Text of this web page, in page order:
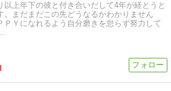
以上年下の彼と付き合いだして4年が経とうと
。まだまだこの先どうなるかわかりません
ＰＹになれるよう自分磨きを怠らず努力して